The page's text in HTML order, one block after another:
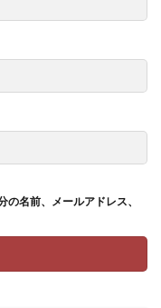
名前、メールアドレス、